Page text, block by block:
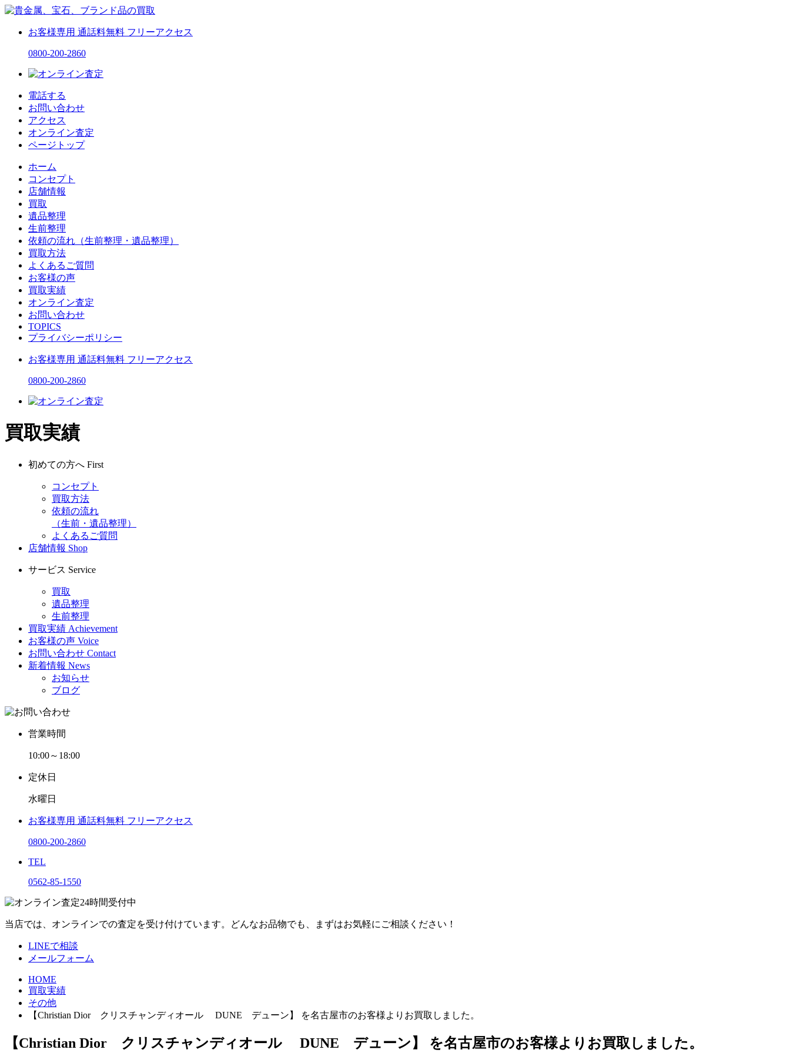
お客様専用 通話料無料 フリーアクセス
0800-200-2860
電話する
お問い合わせ
アクセス
オンライン査定
ページトップ
ホーム
コンセプト
店舗情報
買取
遺品整理
生前整理
依頼の流れ（生前整理・遺品整理）
買取方法
よくあるご質問
お客様の声
買取実績
オンライン査定
お問い合わせ
TOPICS
プライバシーポリシー
お客様専用 通話料無料 フリーアクセス
0800-200-2860
買取実績
初めての方へ First
コンセプト
買取方法
依頼の流れ
（生前・遺品整理）
よくあるご質問
店舗情報 Shop
サービス Service
買取
遺品整理
生前整理
買取実績 Achievement
お客様の声 Voice
お問い合わせ Contact
新着情報 News
お知らせ
ブログ
営業時間
10:00～18:00
定休日
水曜日
お客様専用 通話料無料 フリーアクセス
0800-200-2860
TEL
0562-85-1550
当店では、オンラインでの査定を受け付けています。どんなお品物でも、まずはお気軽にご相談ください！
LINEで相談
メールフォーム
HOME
買取実績
その他
【Christian Dior クリスチャンディオール DUNE デューン】 を名古屋市のお客様よりお買取しました。
【Christian Dior クリスチャンディオール DUNE デューン】 を名古屋市のお客様よりお買取しました。